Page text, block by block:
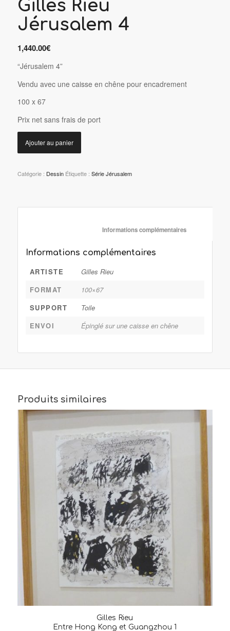
Gilles Rieu
Jérusalem 4
1,440.00€
“Jérusalem 4”
Vendu avec une caisse en chêne pour encadrement
100 x 67
Prix net sans frais de port
Ajouter au panier
Catégorie : Dessin Étiquette : Série Jérusalem
Informations
Informations complémentaires
ARTISTE
Gilles Rieu
FORMAT
100×67
SUPPORT
Toile
ENVOI
Épinglé sur une caisse en chêne
Produits similaires
Gilles Rieu
Entre Hong Kong et Guangzhou 1